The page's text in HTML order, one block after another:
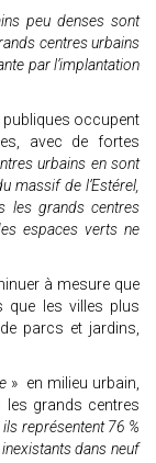
peu denses sont
centres urbains
par l’implantation
occupent
avec de fortes
urbains en sont
massif de l’Estérel,
les grands centres
espaces verts ne
à mesure que
que les villes plus
parcs et jardins,
» en milieu urbain,
les grands centres
représentent 76 %
dans neuf